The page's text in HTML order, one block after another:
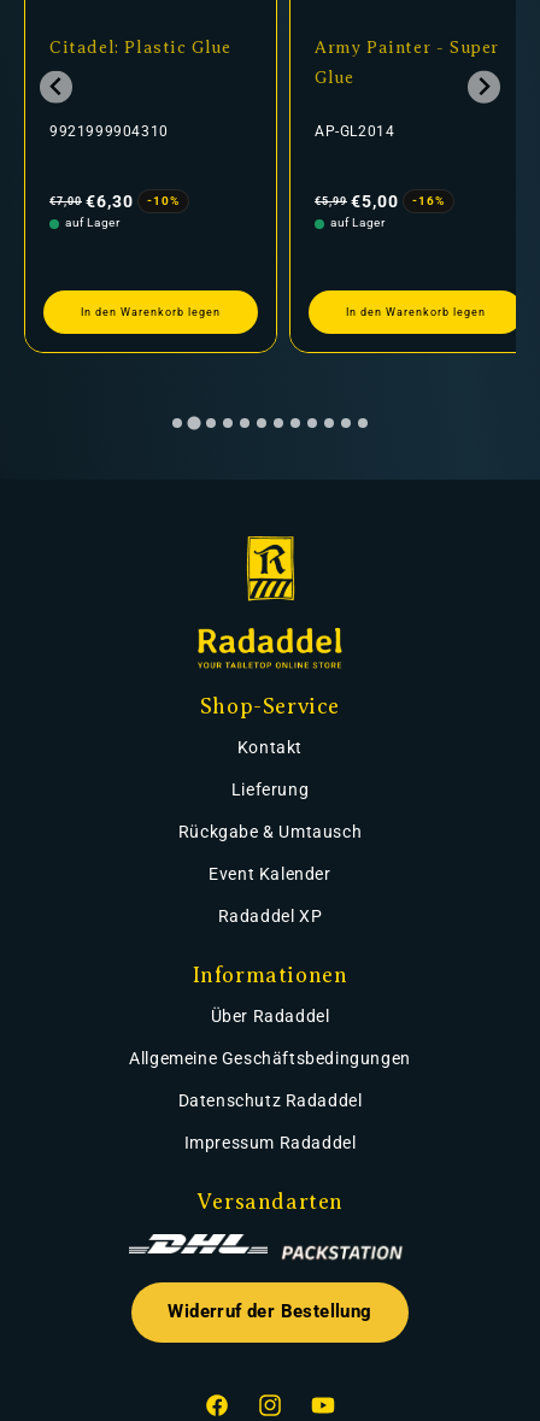
Citadel: Plastic Glue
9921999904310
Preis
€7,00 €6,30
-10%
auf Lager
In den Warenkorb legen
Army Painter - Super
Glue
AP-GL2014
Preis
€5,99 €5,00
-16%
auf Lager
In den Warenkorb legen
Shop-Service
Kontakt
Lieferung
Rückgabe & Umtausch
Event Kalender
Radaddel XP
Informationen
Über Radaddel
Allgemeine Geschäftsbedingungen
Datenschutz Radaddel
Impressum Radaddel
Versandarten
Widerruf der Bestellung